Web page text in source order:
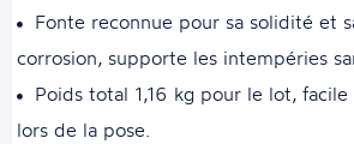
Fonte reconnue pour sa solidité et
corrosion, supporte les intempéries
Poids total 1,16 kg pour le lot,
lors de la pose.